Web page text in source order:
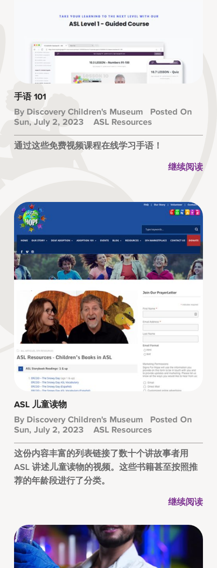
手语 101
By Discovery Children's Museum
Posted On
Sun, July 2, 2023
ASL Resources
通过这些免费视频课程在线学习手语！
继续阅读
ASL 儿童读物
By Discovery Children's Museum
Posted On
Sun, July 2, 2023
ASL Resources
这份内容丰富的列表链接了数十个讲故事者用
ASL 讲述儿童读物的视频。这些书籍甚至按照推
荐的年龄段进行了分类。
继续阅读